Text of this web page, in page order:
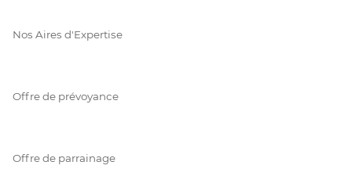
Nos Aires d'Expertise
Offre de prévoyance
Offre de parrainage